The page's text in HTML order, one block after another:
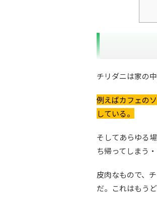
チリダニは家の
例えばカフェの
している。
そしてあらゆる
ち帰ってしまう
皮肉なもので、
だ。これはもう